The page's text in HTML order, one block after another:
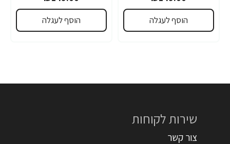
הוסף לעגלה הוסף לעגלה
שירות לקוחות
צור קשר